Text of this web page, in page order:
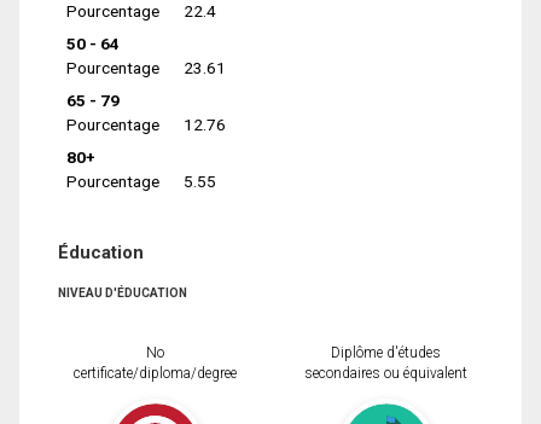
Pourcentage
22.4
50 - 64
Pourcentage
23.61
65 - 79
Pourcentage
12.76
80+
Pourcentage
5.55
Éducation
NIVEAU D'ÉDUCATION
No
certificate/diploma/degree
Diplôme d'études
secondaires ou équivalent